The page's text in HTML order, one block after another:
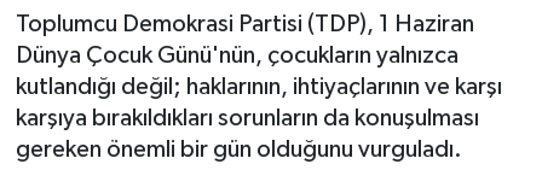
Toplumcu Demokrasi Partisi (TDP), 1 Haziran
Dünya Çocuk Günü'nün, çocukların yalnızca
kutlandığı değil; haklarının, ihtiyaçlarının ve karşı
karşıya bırakıldıkları sorunların da konuşulması
gereken önemli bir gün olduğunu vurguladı.
EĞİTİM
EKONOMİ
ENGLISH
Haber Arşivi